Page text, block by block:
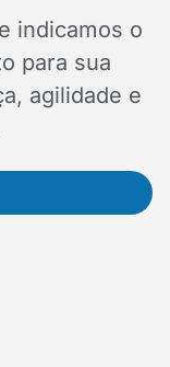
indicamos o
para sua
agilidade e